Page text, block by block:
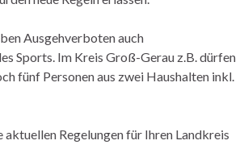
Ausgehverboten auch
Sports. Im Kreis Groß-Gerau z.B. dürfen
fünf Personen aus zwei Haushalten inkl.
aktuellen Regelungen für Ihren Landkreis